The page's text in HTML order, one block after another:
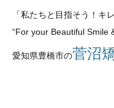
「私たちと目指そう！キ
“For your Beautiful Smile
愛知県豊橋市の菅沼